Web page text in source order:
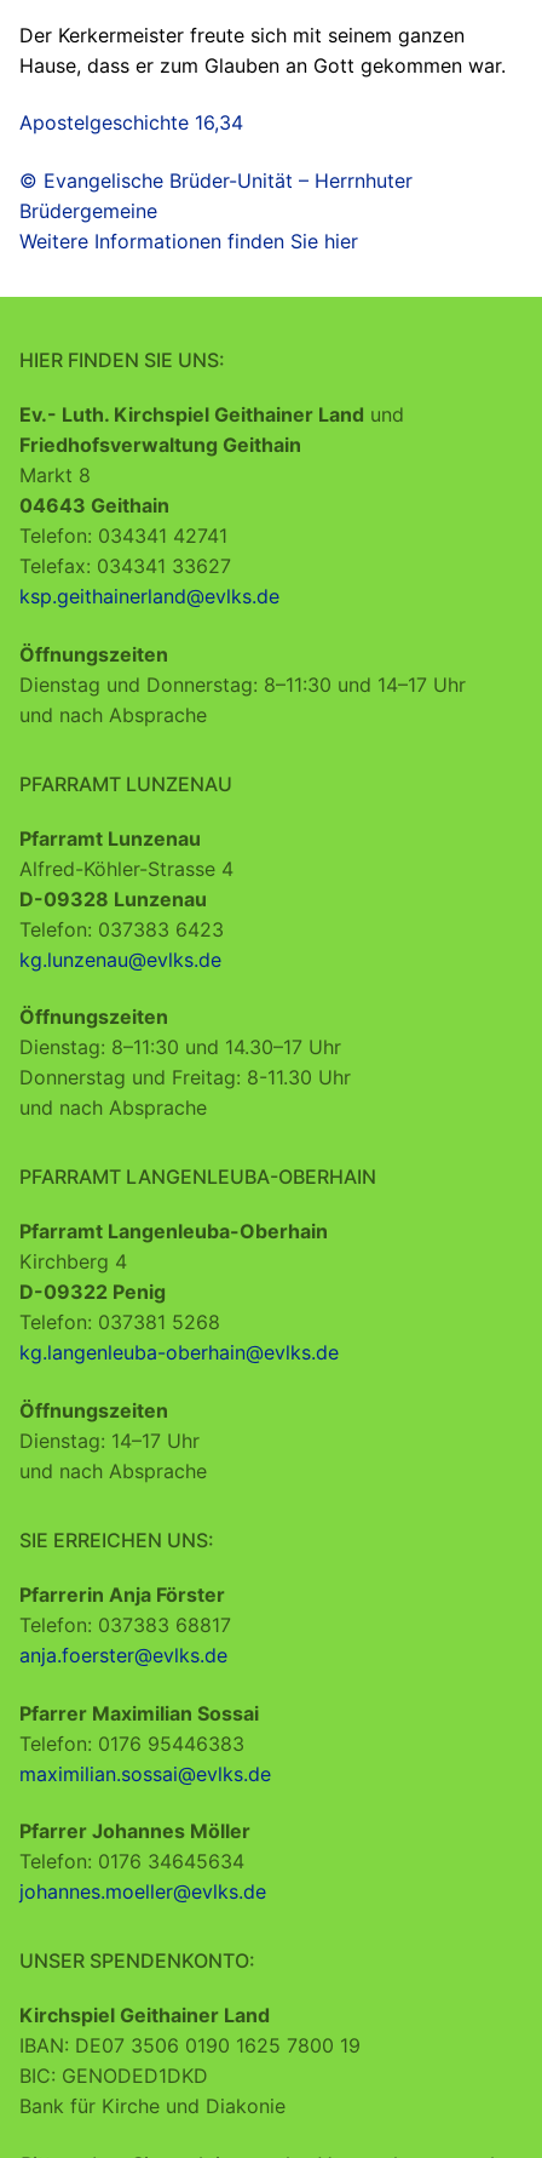
Der Kerkermeister freute sich mit seinem ganzen
Hause, dass er zum Glauben an Gott gekommen war.
Apostelgeschichte 16,34
© Evangelische Brüder-Unität – Herrnhuter
Brüdergemeine
Weitere Informationen finden Sie hier
HIER FINDEN SIE UNS:
Ev.- Luth. Kirchspiel Geithainer Land und
Friedhofsverwaltung Geithain
Markt 8
04643 Geithain
Telefon: 034341 42741
Telefax: 034341 33627
ksp.geithainerland@evlks.de
Öffnungszeiten
Dienstag und Donnerstag: 8–11:30 und 14–17 Uhr
und nach Absprache
PFARRAMT LUNZENAU
Pfarramt Lunzenau
Alfred-Köhler-Strasse 4
D-09328 Lunzenau
Telefon: 037383 6423
kg.lunzenau@evlks.de
Öffnungszeiten
Dienstag: 8–11:30 und 14.30–17 Uhr
Donnerstag und Freitag: 8-11.30 Uhr
und nach Absprache
PFARRAMT LANGENLEUBA-OBERHAIN
Pfarramt Langenleuba-Oberhain
Kirchberg 4
D-09322 Penig
Telefon: 037381 5268
kg.langenleuba-oberhain@evlks.de
Öffnungszeiten
Dienstag: 14–17 Uhr
und nach Absprache
SIE ERREICHEN UNS:
Pfarrerin Anja Förster
Telefon: 037383 68817
anja.foerster@evlks.de
Pfarrer Maximilian Sossai
Telefon: 0176 95446383
maximilian.sossai@evlks.de
Pfarrer Johannes Möller
Telefon: 0176 34645634
johannes.moeller@evlks.de
UNSER SPENDENKONTO:
Kirchspiel Geithainer Land
IBAN: DE07 3506 0190 1625 7800 19
BIC: GENODED1DKD
Bank für Kirche und Diakonie